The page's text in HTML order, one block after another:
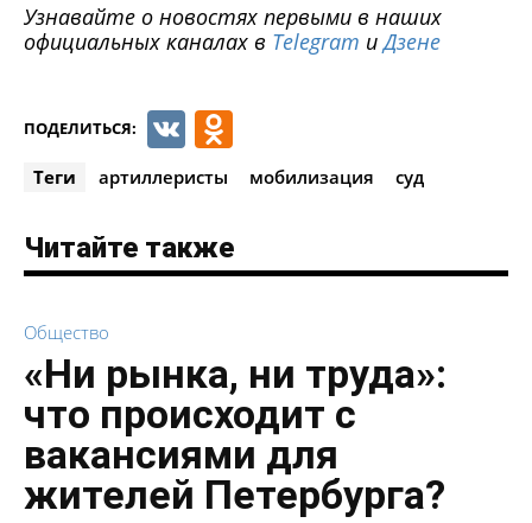
Узнавайте о новостях первыми в наших
официальных каналах в Telegram иДзене
ПОДЕЛИТЬСЯ: VK
Теги артиллеристы мобилизация суд
Читайте также
Общество
«Ни рынка, ни труда»:
что происходит с
вакансиями для
жителей Петербурга?